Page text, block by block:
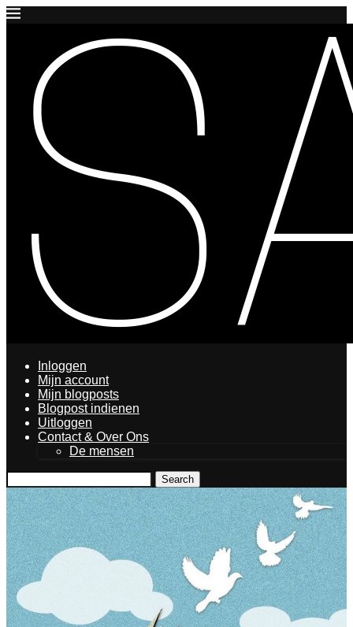
Inloggen
Mijn account
Mijn blogposts
Blogpost indienen
Uitloggen
Contact & Over Ons
De mensen
Search